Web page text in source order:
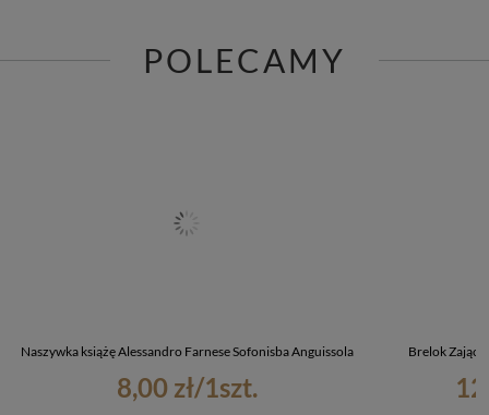
POLECAMY
Naszywka książę Alessandro Farnese Sofonisba Anguissola
8,00 zł/1szt.
Brelok Zając